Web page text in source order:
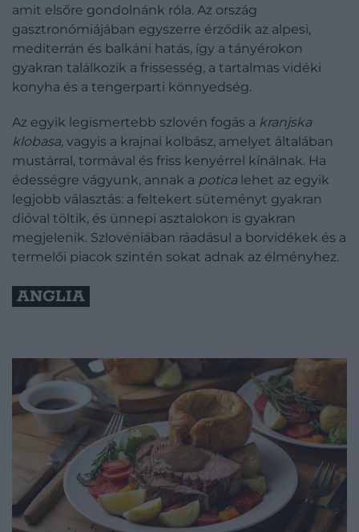
amit elsőre gondolnánk róla. Az ország
gasztronómiájában egyszerre érződik az alpesi,
mediterrán és balkáni hatás, így a tányérokon
gyakran találkozik a frissesség, a tartalmas vidéki
konyha és a tengerparti könnyedség.
Az egyik legismertebb szlovén fogás a kranjska
klobasa, vagyis a krajnai kolbász, amelyet általában
mustárral, tormával és friss kenyérrel kínálnak. Ha
édességre vágyunk, annak a potica lehet az egyik
legjobb választás: a feltekert süteményt gyakran
dióval töltik, és ünnepi asztalokon is gyakran
megjelenik. Szlovéniában ráadásul a borvidékek és a
termelői piacok szintén sokat adnak az élményhez.
ANGLIA